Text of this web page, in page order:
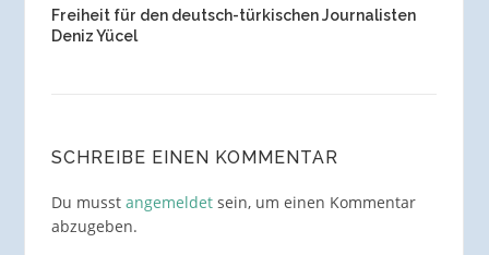
Freiheit für den deutsch-türkischen Journalisten
Deniz Yücel
SCHREIBE EINEN KOMMENTAR
Du musst angemeldetsein, um einen Kommentar
abzugeben.